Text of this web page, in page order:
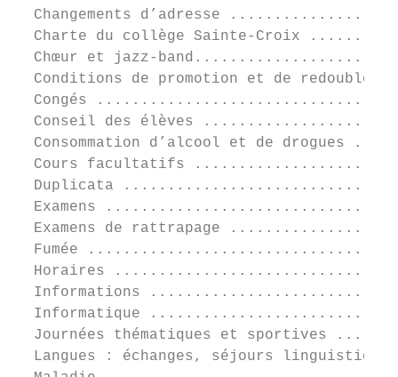
Changements d’adresse
Charte du collège Sainte-Croix
Chœur et jazz-
Conditions de promotion et de
Congés
Conseil des élèves
Consommation d’alcool et de drogues
Cours facultatifs
Duplicata
Examens
Examens de rattrapage
Fumée
Horaires
Informations
Informatique
Journées thématiques et sportives
Langues : échanges, séjours